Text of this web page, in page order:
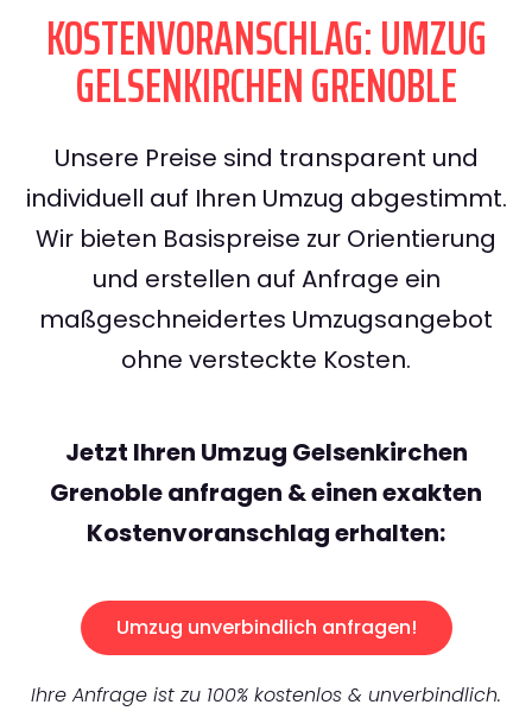
KOSTENVORANSCHLAG: UMZUG
GELSENKIRCHEN GRENOBLE
Unsere Preise sind transparent und
individuell auf Ihren Umzug abgestimmt.
Wir bieten Basispreise zur Orientierung
und erstellen auf Anfrage ein
maßgeschneidertes Umzugsangebot
ohne versteckte Kosten.
Jetzt Ihren Umzug Gelsenkirchen
Grenoble anfragen & einen exakten
Kostenvoranschlag erhalten:
Umzug unverbindlich anfragen!
Ihre Anfrage ist zu 100% kostenlos & unverbindlich.